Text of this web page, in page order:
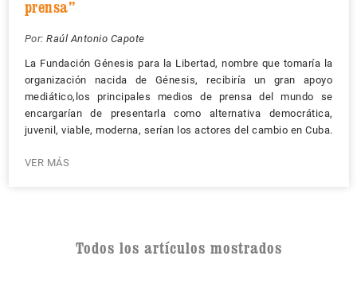
prensa”
Por: Raúl Antonio Capote
La Fundación Génesis para la Libertad, nombre que tomaría la
organización nacida de Génesis, recibiría un gran apoyo
mediático,los principales medios de prensa del mundo se
encargarían de presentarla como alternativa democrática,
juvenil, viable, moderna, serían los actores del cambio en Cuba.
VER MÁS
Todos los artículos mostrados